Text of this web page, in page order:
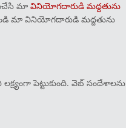
మా వినియోగదారుడి మద్దతును
మా వినియోగదారుడి మద్దతును
పెట్టుకుంది. వెబ్ సందేశాలను